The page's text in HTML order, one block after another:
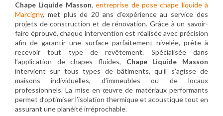
Chape Liquide Masson,entreprise de pose chape liquide à
Marcigny, met plus de 20 ans d’expérience au service des
projets de construction et de rénovation. Grâce à un savoir-
faire éprouvé, chaque intervention est réalisée avec précision
afin de garantir une surface parfaitement nivelée, prête à
recevoir tout type de revêtement. Spécialisée dans
l’application de chapes fluides, Chape Liquide Masson
intervient sur tous types de bâtiments, qu’il s’agisse de
maisons individuelles, d’immeubles ou de locaux
professionnels. La mise en œuvre de matériaux performants
permet d’optimiser l’isolation thermique et acoustique tout en
assurant une planéité irréprochable.